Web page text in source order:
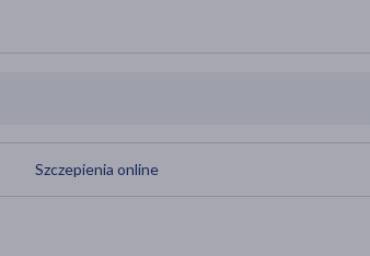
Szczepienia online